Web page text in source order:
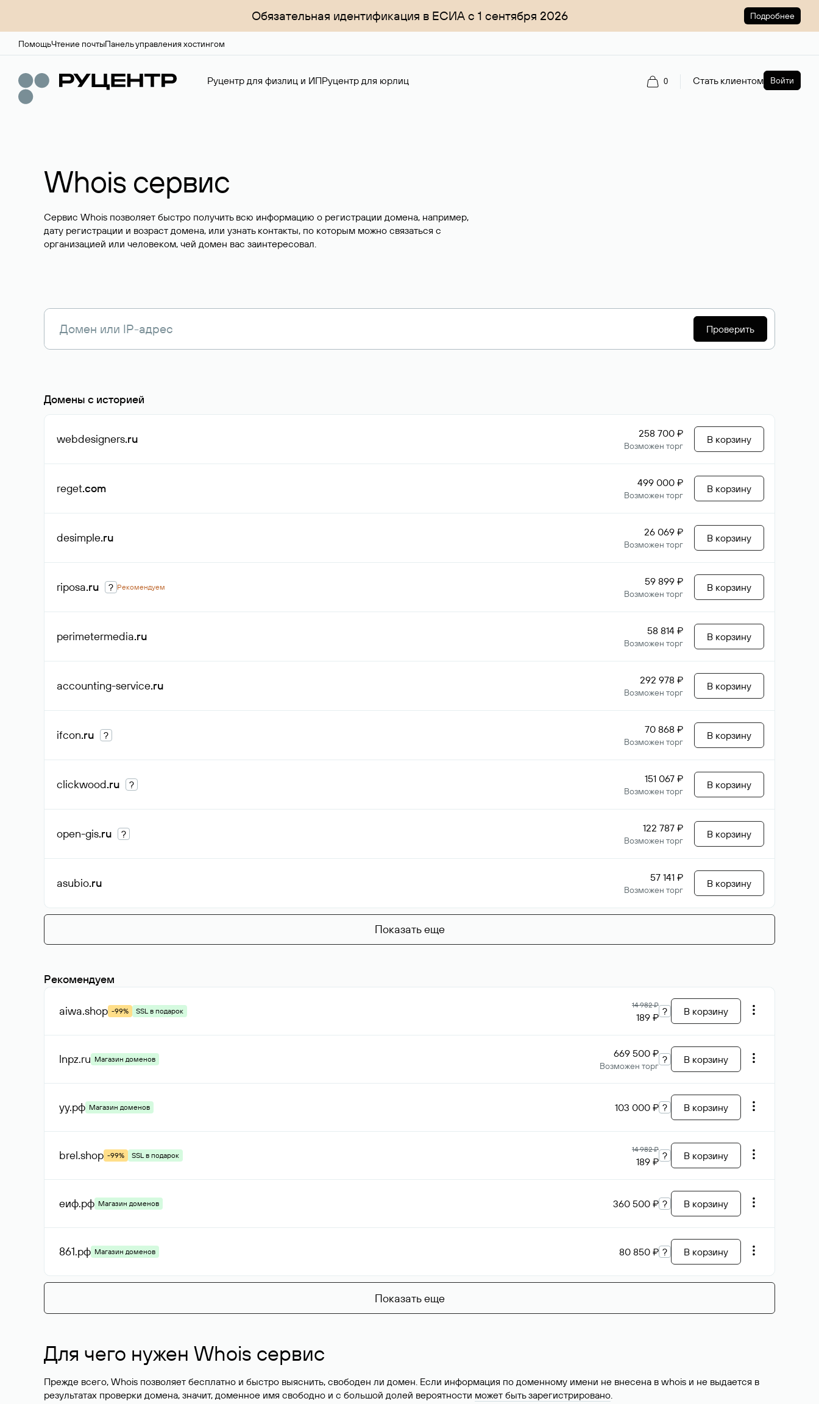
Обязательная идентификация в ЕСИА с 1 сентября 2026 Подробнее
ПомощьЧтение почтыПанель управления хостингом
Руцентр для физлиц и ИПРуцентр для юрлиц 0 Стать клиентом Войти
Whois сервис
Сервис Whois позволяет быстро получить всю информацию о регистрации домена, например,
дату регистрации и возраст домена, или узнать контакты, по которым можно связаться с
организацией или человеком, чей домен вас заинтересовал.
Проверить
Домены с историей
webdesigners.ru 258 700 ₽
Возможен торг
В корзину
reget.com 499 000 ₽
Возможен торг
В корзину
desimple.ru 26 069 ₽
Возможен торг
В корзину
riposa.ru ? Рекомендуем 59 899 ₽
Возможен торг
В корзину
perimetermedia.ru 58 814 ₽
Возможен торг
В корзину
accounting-service.ru 292 978 ₽
Возможен торг
В корзину
ifcon.ru ? 70 868 ₽
Возможен торг
В корзину
clickwood.ru ? 151 067 ₽
Возможен торг
В корзину
open-gis.ru ? 122 787 ₽
Возможен торг
В корзину
asubio.ru 57 141 ₽
Возможен торг
В корзину
Показать еще
Рекомендуем
aiwa.shop -99% SSL в подарок
14 982 ₽
189 ₽ ? В корзину
lnpz.ru Магазин доменов 669 500 ₽
Возможен торг
? В корзину
уу.рф Магазин доменов 103 000 ₽ ? В корзину
brel.shop -99% SSL в подарок
14 982 ₽
189 ₽ ? В корзину
еиф.рф Магазин доменов 360 500 ₽ ? В корзину
861.рф Магазин доменов 80 850 ₽ ? В корзину
Показать еще
Для чего нужен Whois сервис
Прежде всего, Whois позволяет бесплатно и быстро выяснить, свободен ли домен. Если информация по доменному имени не внесена в whois и не выдается в
результатах проверки домена, значит, доменное имя свободно и с большой долей вероятности может быть зарегистрировано.